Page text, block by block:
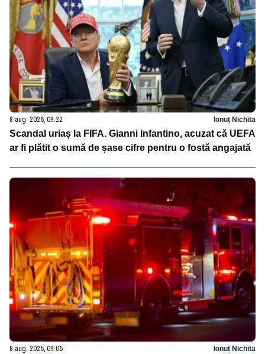
8 aug. 2026, 09:22 Ionuț Nichita
Scandal uriaș la FIFA. Gianni Infantino, acuzat că UEFA
ar fi plătit o sumă de șase cifre pentru o fostă angajată
8 aug. 2026, 09:06 Ionuț Nichita